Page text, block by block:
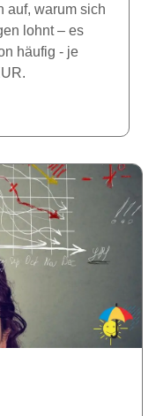
auf, warum sich
lohnt – es
häufig - je